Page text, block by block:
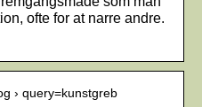
ofte for at narre andre.
› query=kunstgreb